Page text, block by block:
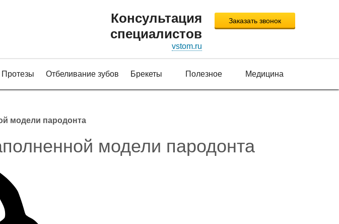
Консультация
специалистов
vstom.ru
Заказать звонок
Протезы Отбеливание зубов Брекеты Полезное Медицина
модели пародонта
модели пародонта